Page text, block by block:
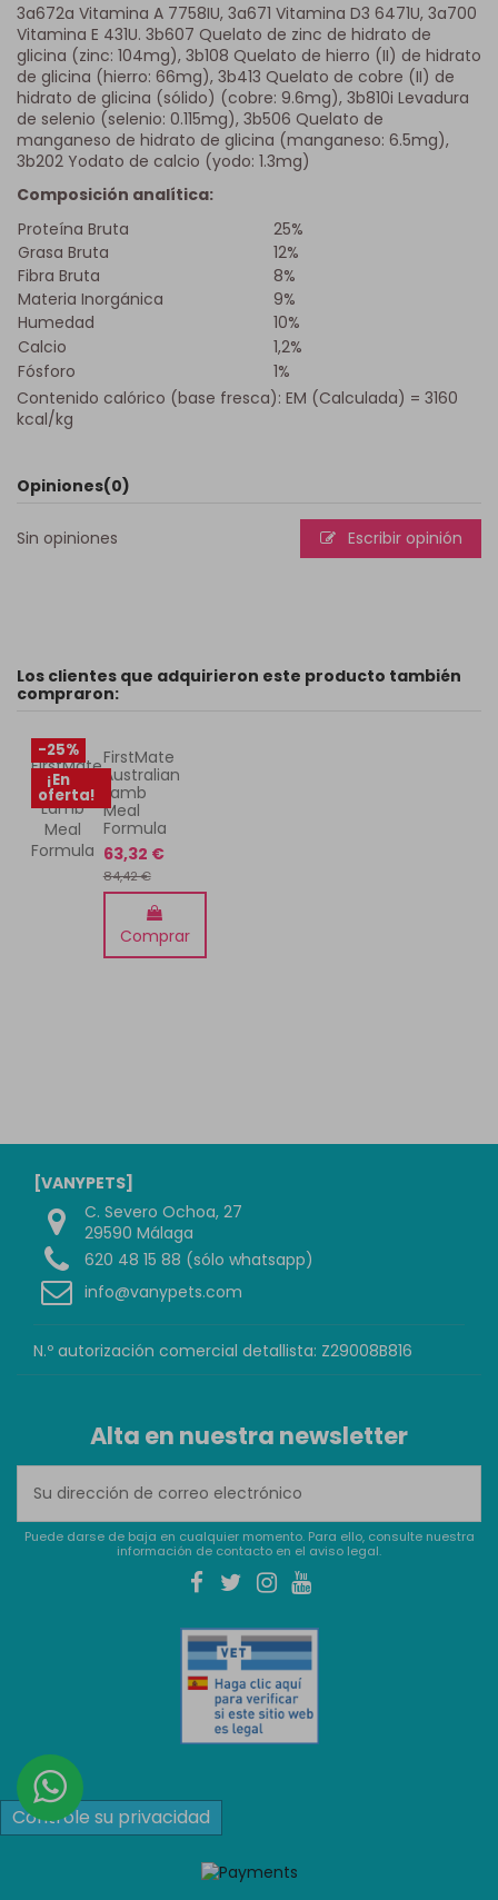
3a672a Vitamina A 7758IU, 3a671 Vitamina D3 6471U, 3a700
Vitamina E 431U. 3b607 Quelato de zinc de hidrato de
glicina (zinc: 104mg), 3b108 Quelato de hierro (II) de hidrato
de glicina (hierro: 66mg), 3b413 Quelato de cobre (II) de
hidrato de glicina (sólido) (cobre: 9.6mg), 3b810i Levadura
de selenio (selenio: 0.115mg), 3b506 Quelato de
manganeso de hidrato de glicina (manganeso: 6.5mg),
3b202 Yodato de calcio (yodo: 1.3mg)
Composición analítica:
Proteína Bruta
25%
Grasa Bruta
12%
Fibra Bruta
8%
Materia Inorgánica
9%
Humedad
10%
Calcio
1,2%
Fósforo
1%
Contenido calórico (base fresca): EM (Calculada) = 3160
kcal/kg
Opiniones(0)
Sin opiniones Escribir opinión
Los clientes que adquirieron este producto también
compraron:
-25%
¡En
oferta!
FirstMate
Australian
Lamb
Meal
Formula
63,32 €
84,42 €
Comprar
[VANYPETS]
C. Severo Ochoa, 27
29590 Málaga
620 48 15 88 (sólo whatsapp)
info@vanypets.com
N.º autorización comercial detallista: Z29008B816
Alta en nuestra newsletter
Puede darse de baja en cualquier momento. Para ello, consulte nuestra
información de contacto en el aviso legal.
Controle su privacidad